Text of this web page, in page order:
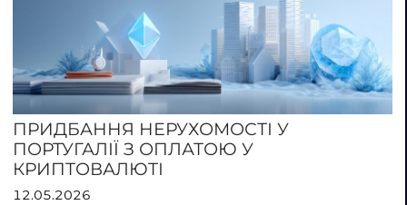
Новини
Юрисдикції
Контакти
ПРИДБАННЯ НЕРУХОМОСТІ У
ПОРТУГАЛІЇ З ОПЛАТОЮ У
КРИПТОВАЛЮТІ
12.05.2026